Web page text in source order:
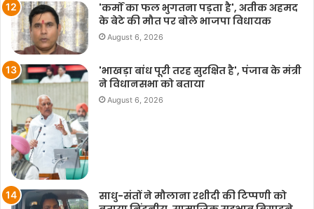
'कर्मों का फल भुगतना पड़ता है', अतीक अहमद
के बेटे की मौत पर बोले भाजपा विधायक
August 6, 2026
'भाखड़ा बांध पूरी तरह सुरक्षित है', पंजाब के मंत्री
ने विधानसभा को बताया
August 6, 2026
साधु-संतों ने मौलाना रशीदी की टिप्‍पणी को